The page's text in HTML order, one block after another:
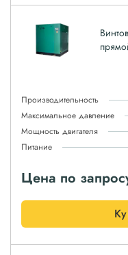
Производительность
Максимальное давление
Мощность двигателя
Питание
Цена по